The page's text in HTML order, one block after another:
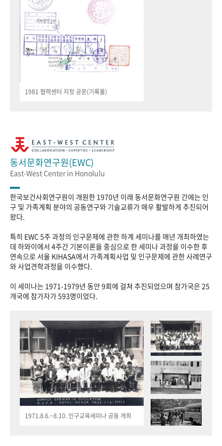
1981 협력센터 지정 공문(기록물)
동서문화연구원(EWC)
East-West Center in Honolulu
한국보건사회연구원이 개원한 1970년 이래 동서문화연구원 간에는 인
구 및 가족계획 분야의 공동연구와 기술교류가 매우 활발하게 추진되어
왔다.
특히 EWC 5주 과정의 인구문제에 관한 하계 세미나를 매년 개최하였는
데 하와이에서 4주간 기본이론을 중심으로 한 세미나 과정을 이수한 후
연속으로 서울 KIHASA에서 가족계획사업 및 인구문제에 관한 사례연구
와 사업견학과정을 이수했다.
이 세미나는 1971-1979년 동안 9회에 걸쳐 추진되었으며 참가국은 25
개국에 참가자가 593명이었다.
1971.8.6.~8.10. 인구교육세미나 공동 개최